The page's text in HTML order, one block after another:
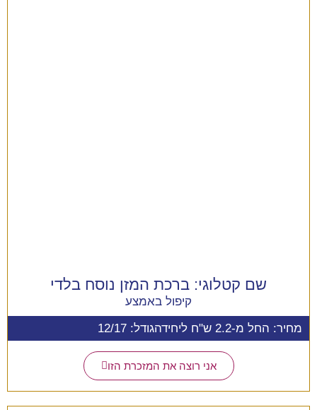
שם קטלוגי: ברכת המזן נוסח בלדי
קיפול באמצע
מחיר: החל מ-2.2 ש"ח ליחידה
גודל: 12/17
אני רוצה את המזכרת הזו